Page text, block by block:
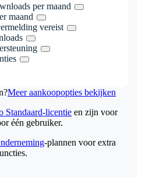
per maand
maand
vereist
Meer aankoopopties bekijken
Standaard-licentie en zijn voor
één gebruiker.
-plannen voor extra